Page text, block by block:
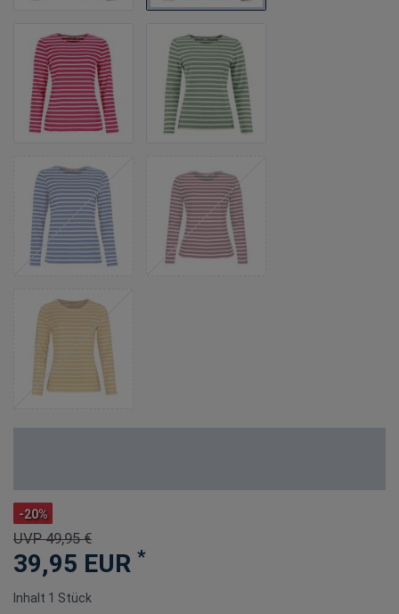
-20%
UVP 49,95 €
39,95 EUR *
Inhalt 1 Stück